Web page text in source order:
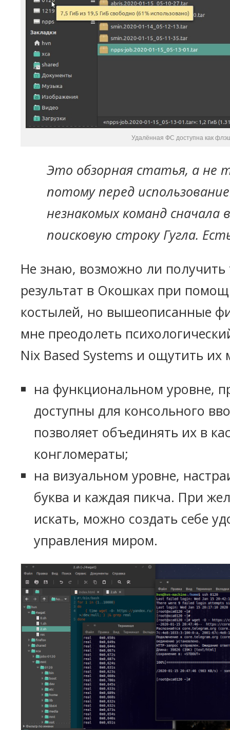
Удалённая ФС доступна как
Это обзорная статья, а не
потому перед
незнакомых команд сначала
поисковую строку Гугла.
Не знаю, возможно ли получить
результат в Окошках при
костылей, но вышеописанные
мне преодолеть
Nix Based Systems и ощутить их
на функциональном уровне,
доступны для консольного
позволяет объединять их в
конгломераты;
на визуальном уровне,
буква и каждая пикча. При
искать, можно создать себе
управления миром.